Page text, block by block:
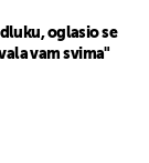
oglasio se
vam svima"